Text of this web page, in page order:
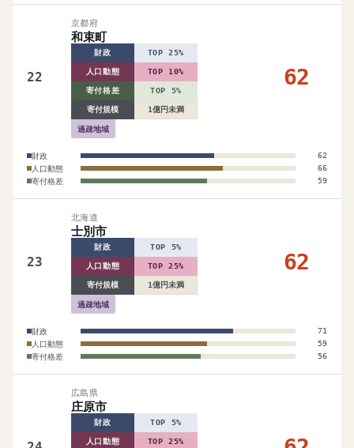
22
京都府
和束町
財政 TOP 25%
人口動態 TOP 10%
寄付格差 TOP 5%
寄付規模 1億円未満
過疎地域
62
財政 62
人口動態 66
寄付格差 59
23
北海道
士別市
財政 TOP 5%
人口動態 TOP 25%
寄付規模 1億円未満
過疎地域
62
財政 71
人口動態 59
寄付格差 56
広島県
庄原市
財政 TOP 5%
人口動態 TOP 25%